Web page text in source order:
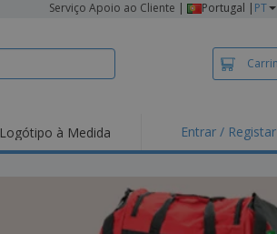
Serviço Apoio ao Cliente | Portugal | PT
Logótipo à Medida Entrar / Registar